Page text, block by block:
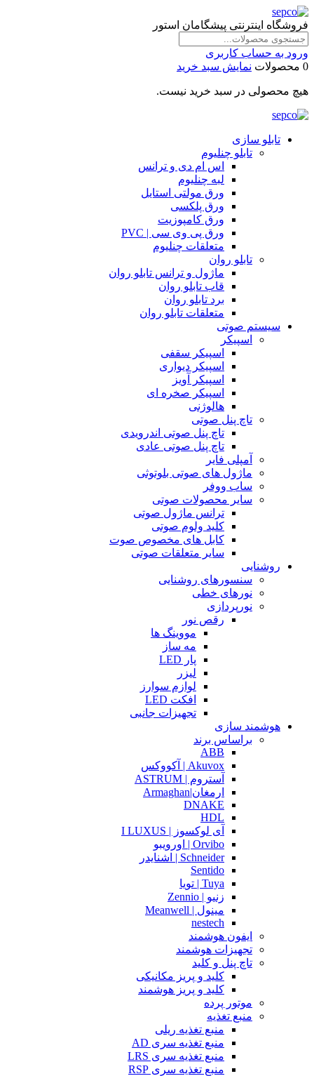
فروشگاه اینترنتی پیشگامان استور
ورود به حساب کاربری
0 محصولات
نمایش سبد خرید
هیچ محصولی در سبد خرید نیست.
تابلو سازی
تابلو چنلیوم
اس ام دی و ترانس
لبه چنلیوم
ورق مولتی استایل
ورق پلکسی
ورق کامپوزیت
ورق پی وی سی | PVC
متعلقات چنلیوم
تابلو روان
ماژول و ترانس تابلو روان
قاب تابلو روان
برد تابلو روان
متعلقات تابلو روان
سیستم صوتی
اسپیکر
اسپیکر سقفی
اسپیکر دیواری
اسپیکر آویز
اسپیکر صخره ای
هالوژنی
تاچ پنل صوتی
تاچ پنل صوتی اندرویدی
تاچ پنل صوتی عادی
آمپلی فایر
ماژول های صوتی بلوتوثی
ساب ووفر
سایر محصولات صوتی
ترانس ماژول صوتی
کلید ولوم صوتی
کابل های مخصوص صوت
سایر متعلقات صوتی
روشنایی
سنسورهای روشنایی
نورهای خطی
نورپردازی
رقص نور
مووینگ ها
مه ساز
پار LED
لیزر
لوازم سوارز
افکت LED
تجهیزات جانبی
هوشمند سازی
براساس برند
ABB
Akuvox | آکووکس
آستروم | ASTRUM
ارمغان|Armaghan
DNAKE
HDL
آی لوکسوز | I LUXUS
Orvibo | اورویبو
Schneider | اشنایدر
Sentido
Tuya | تویا
زنیو | Zennio
مینول | Meanwell
nestech
ایفون هوشمند
تجهیزات هوشمند
تاچ پنل و کلید
کلید و پریز مکانیکی
کلید و پریز هوشمند
موتور پرده
منبع تغذیه
منبع تغذیه ریلی
منبع تغذیه سری AD
منبع تغذیه سری LRS
منبع تغذیه سری RSP